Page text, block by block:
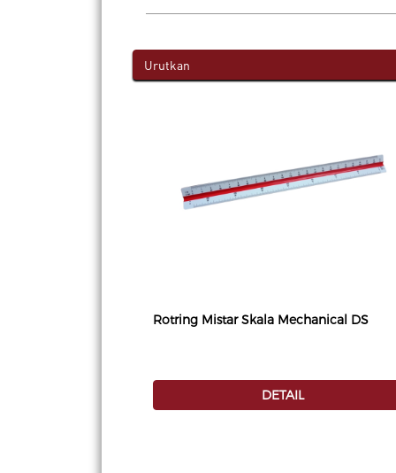
Urutkan
Rotring Mistar Skala Mechanical DS
DETAIL